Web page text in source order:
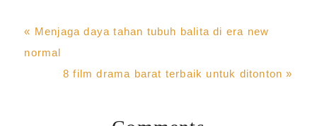
Previous
Post:
« Menjaga daya tahan tubuh balita di era new
normal
Next
8 film drama barat terbaik untuk ditonton »